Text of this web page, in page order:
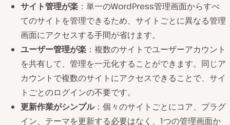
サイト管理が楽 ：単一のWordPress管理画面からすべ
てのサイトを管理できるため、サイトごとに異なる管理
画面にアクセスする手間が省けます。
ユーザー管理が楽 ：複数のサイトでユーザーアカウント
を共有して、管理を一元化することができます。同じア
カウントで複数のサイトにアクセスできることで、サイ
トごとのログインの不要です。
更新作業がシンプル：個々のサイトごとにコア、プラグ
イン、テーマを更新する必要はなく、1つの管理画面か